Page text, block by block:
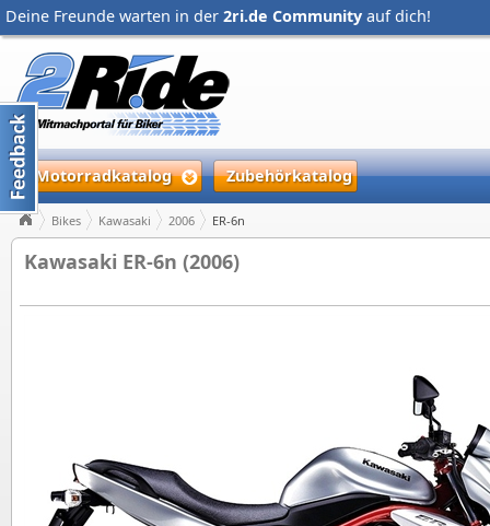
Deine Freunde warten in der 2ri.de Community auf dich!
Motorradkatalog Zubehörkatalog
Bikes Kawasaki 2006 ER-6n
Kawasaki ER-6n (2006)